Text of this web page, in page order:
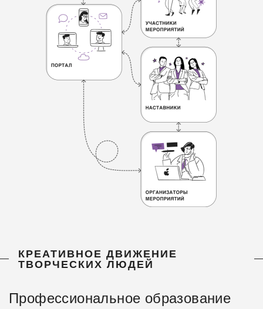
КРЕАТИВНОЕ ДВИЖЕНИЕ
ТВОРЧЕСКИХ ЛЮДЕЙ
Профессиональное образование